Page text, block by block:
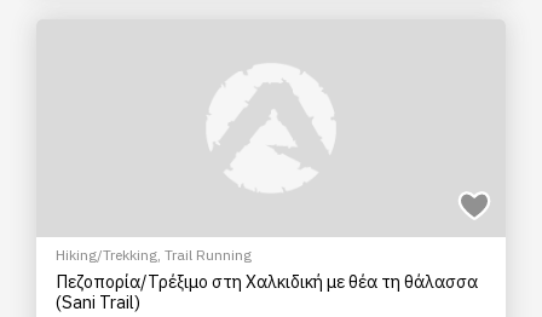
Hiking/Trekking, Trail Running
Πεζοπορία/Τρέξιμο στη Χαλκιδική με θέα τη θάλασσα
(Sani Trail)